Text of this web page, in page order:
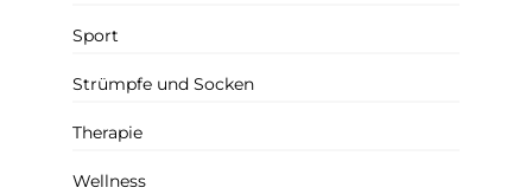
Sport
Strümpfe und Socken
Therapie
Wellness